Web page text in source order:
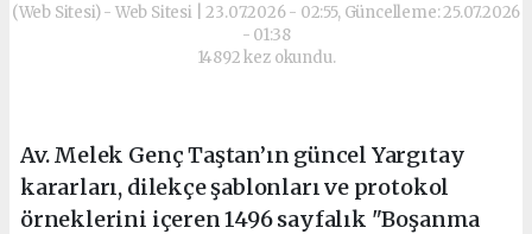
(Web Sitesi) - Web Sitesi | 23.07.2026 - 02:55, Güncelleme: 25.07.2026
- 01:38
14892 kez okundu.
Av. Melek Genç Taştan’ın güncel Yargıtay
kararları, dilekçe şablonları ve protokol
örneklerini içeren 1496 sayfalık "Boşanma